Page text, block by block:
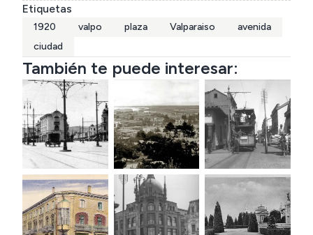
Etiquetas
1920 valpo plaza Valparaiso
avenida
ciudad
También te puede interesar: